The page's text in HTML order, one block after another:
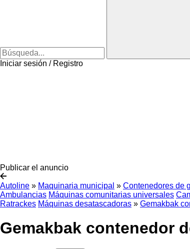
Iniciar sesión / Registro
Publicar el anuncio
Autoline » Maquinaria municipal » Contenedores de
Ambulancias Máquinas comunitarias universales
Ratrackes Máquinas desatascadoras » Gemakbak
Gemakbak contenedor